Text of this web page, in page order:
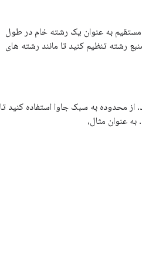
مستقیم به عنوان یک رشته خام در طول
رشته تنظیم کنید تا مانند رشته های
محدوده به سبک جاوا استفاده کنید تا
عنوان مثال،